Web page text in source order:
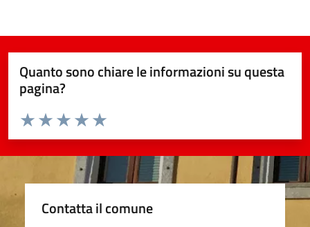
Quanto sono chiare le informazioni su questa
pagina?
Valuta da 1 a 5 stelle la pagina
Valuta 5 stelle su 5
Valuta 4 stelle su 5
Valuta 3 stelle su 5
Valuta 2 stelle su 5
Valuta 1 stelle su 5
Contatta il comune